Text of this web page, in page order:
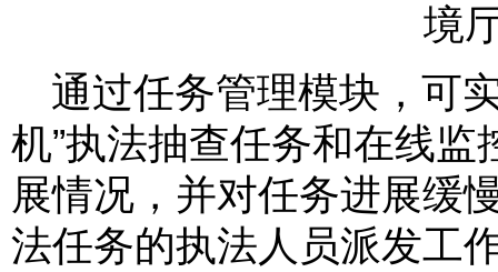
境
通过任务管理模块，可
机”执法抽查任务和在线
展情况，并对任务进展缓
法任务的执法人员派发工